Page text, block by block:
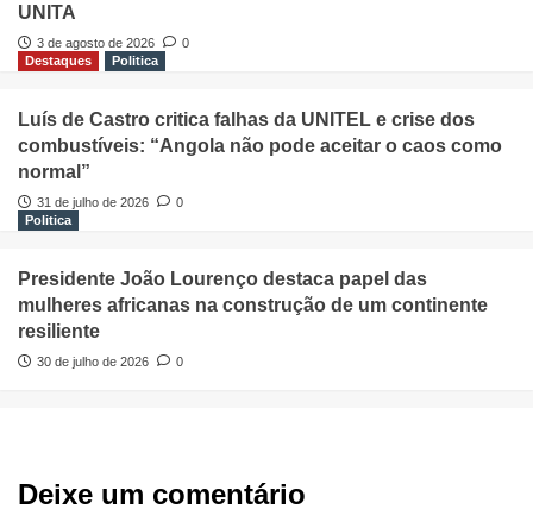
UNITA
3 de agosto de 2026
0
Destaques
Politica
Luís de Castro critica falhas da UNITEL e crise dos
combustíveis: “Angola não pode aceitar o caos como
normal”
31 de julho de 2026
0
Politica
Presidente João Lourenço destaca papel das
mulheres africanas na construção de um continente
resiliente
30 de julho de 2026 0
Deixe um comentário